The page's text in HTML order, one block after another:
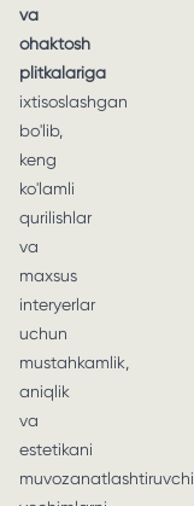
va
ohaktosh
plitkalariga
ixtisoslashgan
bo'lib,
keng
ko'lamli
qurilishlar
va
maxsus
interyerlar
uchun
mustahkamlik,
aniqlik
va
estetikani
muvozanatlashtiruvchi